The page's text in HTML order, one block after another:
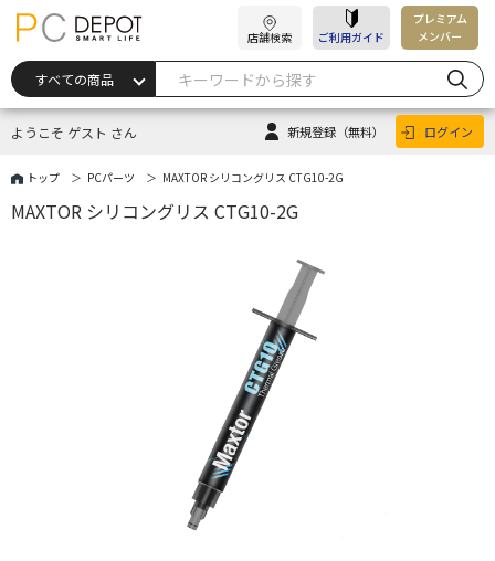
店舗検索 ご利用ガイド
プレミアム
メンバー
ようこそ ゲスト さん 新規登録 （無料） ログイン
トップ PCパーツ MAXTOR シリコングリス CTG10-2G
MAXTOR シリコングリス CTG10-2G